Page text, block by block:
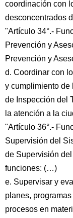
coordinación con
desconcentrados
"Artículo 34°.-
Prevención y
Prevención y
d. Coordinar con
y cumplimiento de
de Inspección del
la atención a la
"Artículo 36°.-
Supervisión del
de Supervisión
funciones: (…)
e. Supervisar y
planes,
procesos en